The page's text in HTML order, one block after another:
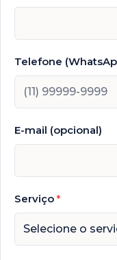
Telefone
E-mail (opcional)
Serviço *
Selecione o